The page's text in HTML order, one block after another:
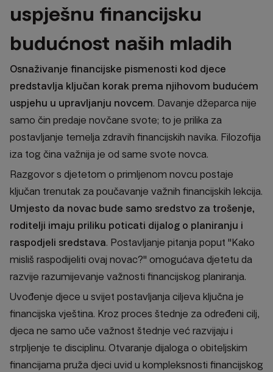
uspješnu financijsku
budućnost naših mladih
Osnaživanje financijske pismenosti kod djece
predstavlja ključan korak prema njihovom budućem
uspjehu u upravljanju novcem. Davanje džeparca nije
samo čin predaje novčane svote; to je prilika za
postavljanje temelja zdravih financijskih navika. Filozofija
iza tog čina važnija je od same svote novca.
Razgovor s djetetom o primljenom novcu postaje
ključan trenutak za poučavanje važnih financijskih lekcija.
Umjesto da novac bude samo sredstvo za trošenje,
roditelji imaju priliku poticati dijalog o planiranju i
raspodjeli sredstava. Postavljanje pitanja poput "Kako
misliš raspodijeliti ovaj novac?" omogućava djetetu da
razvije razumijevanje važnosti financijskog planiranja.
Uvođenje djece u svijet postavljanja ciljeva ključna je
financijska vještina. Kroz proces štednje za određeni cilj,
djeca ne samo uče važnost štednje već razvijaju i
strpljenje te disciplinu. Otvaranje dijaloga o obiteljskim
financijama pruža djeci uvid u kompleksnosti financijskog